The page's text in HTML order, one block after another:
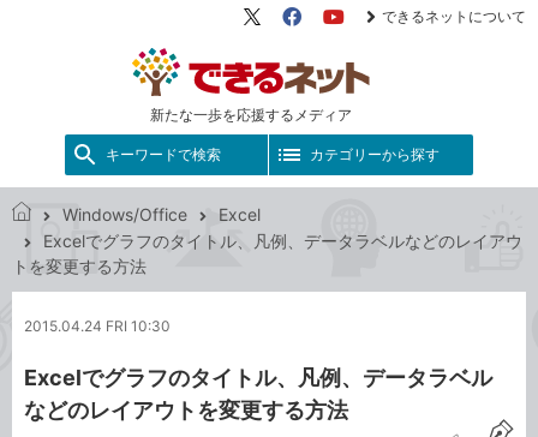
新たな一歩を応援するメディア
X（旧
FacebookYouTube
できるネットについて
キーワードで検索 カテゴリーから探す
で
き
ッ
Windows/Office
Excel
Excelでグラフのタイトル、凡例、データラベルなどのレイアウ
トを変更する方法
2015.04.24 FRI 10:30
Excelでグラフのタイトル、凡例、データラベル
などのレイアウトを変更する方法